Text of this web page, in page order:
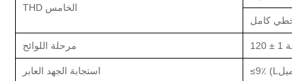
THD الخامس
خطي كامل
مرحلة اللوائح 120 ± 1 درجة
استجابة الجهد العابر ≤9٪ (L